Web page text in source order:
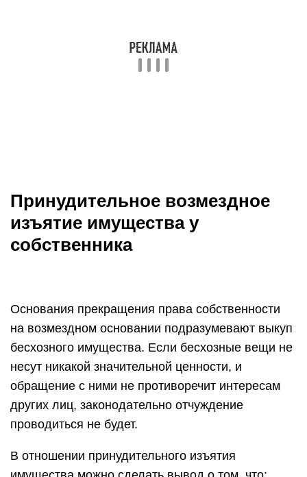
Принудительное возмездное
изъятие имущества у
собственника
Основания прекращения права собственности
на возмездном основании подразумевают выкуп
бесхозного имущества. Если бесхозные вещи не
несут никакой значительной ценности, и
обращение с ними не противоречит интересам
других лиц, законодательно отчуждение
проводиться не будет.
В отношении принудительного изъятия